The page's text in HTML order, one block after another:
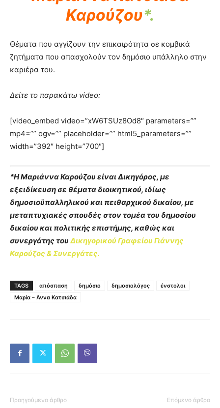
Καρούζου*.
Θέματα που αγγίζουν την επικαιρότητα σε κομβικά
ζητήματα που απασχολούν τον δημόσιο υπάλληλο στην
καριέρα του.
Δείτε το παρακάτω video:
[video_embed video=”xW6TSUz8Od8″ parameters=””
mp4=”” ogv=”” placeholder=”” html5_parameters=””
width=”392″ height=”700″]
*Η Μαριάννα Καρούζου είναι Δικηγόρος, με
εξειδίκευση σε θέματα διοικητικού, ιδίως
δημοσιοϋπαλληλικού και πειθαρχικού δικαίου, με
μεταπτυχιακές σπουδές στον τομέα του δημοσίου
δικαίου και πολιτικής επιστήμης, καθώς και
συνεργάτης του Δικηγορικού Γραφείου Γιάννης
Καρούζος & Συνεργάτες.
TAGS απόσπαση δημόσιο δημοσιολόγος
ένστολοι
Μαρία – Άννα Κατσιάδα
Προηγούμενο άρθρο Επόμενο άρθρο